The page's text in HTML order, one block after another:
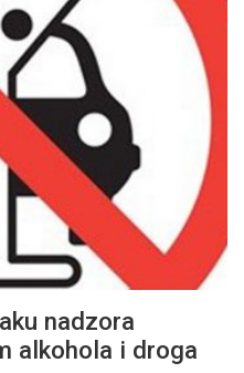
nadzora
alkohola i droga